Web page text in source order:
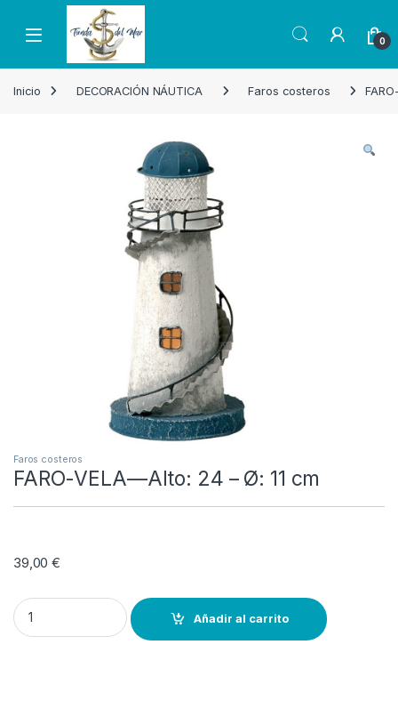
Skip to navigation
Skip to content
Open 0
Inicio DECORACIÓN NÁUTICA Faros costeros
Faros costeros
FARO-VELA—Alto: 24 – Ø: 11 cm
39,00€
FARO-VELA—Alto: 24 – Ø: 11 cm quantity
Añadir al carrito